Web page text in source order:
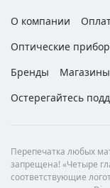
О компании
Оптические
Бренды
Магазины
Остерегайтесь
Перепечатка любых
запрещена! «Четыре
соответствующие